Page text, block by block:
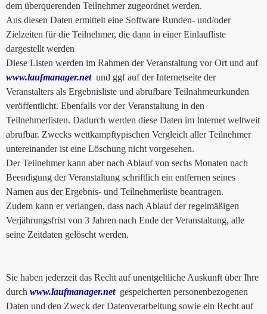
dem überquerenden Teilnehmer zugeordnet werden.
Aus diesen Daten ermittelt eine Software Runden- und/oder
Zielzeiten für die Teilnehmer, die dann in einer Einlaufliste
dargestellt werden
Diese Listen werden im Rahmen der Veranstaltung vor Ort und auf
www.laufmanager.netund ggf auf der Internetseite der
Veranstalters als Ergebnisliste und abrufbare Teilnahmeurkunden
veröffentlicht. Ebenfalls vor der Veranstaltung in den
Teilnehmerlisten. Dadurch werden diese Daten im Internet weltweit
abrufbar. Zwecks wettkampftypischen Vergleich aller Teilnehmer
untereinander ist eine Löschung nicht vorgesehen.
Der Teilnehmer kann aber nach Ablauf von sechs Monaten nach
Beendigung der Veranstaltung schriftlich ein entfernen seines
Namen aus der Ergebnis- und Teilnehmerliste beantragen.
Zudem kann er verlangen, dass nach Ablauf der regelmäßigen
Verjährungsfrist von 3 Jahren nach Ende der Veranstaltung, alle
seine Zeitdaten gelöscht werden.
Sie haben jederzeit das Recht auf unentgeltliche Auskunft über Ihre
durch www.laufmanager.netgespeicherten personenbezogenen
Daten und den Zweck der Datenverarbeitung sowie ein Recht auf